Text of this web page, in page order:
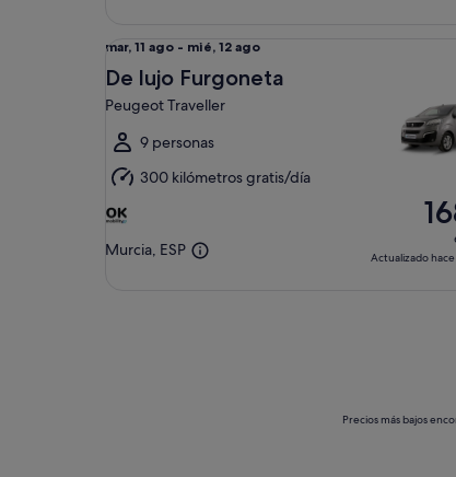
Del
mar,
11
ago
al
mié,
12
ago
mar, 11 ago - mié, 12 ago
De lujo Furgoneta
Peugeot Traveller
9 personas
300 kilómetros gratis/día
Murcia, ESP Actualizado
Precios más bajos